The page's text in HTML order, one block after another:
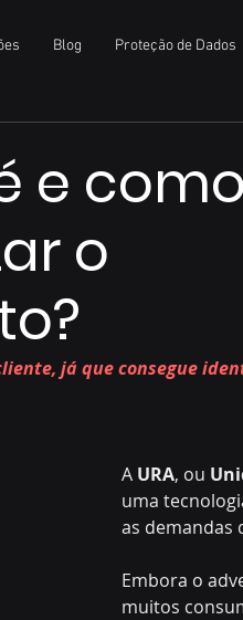
Blog Proteção de Dados
e
o
já que consegue
A URA, ou
uma
as demandas
Embora o
muitos